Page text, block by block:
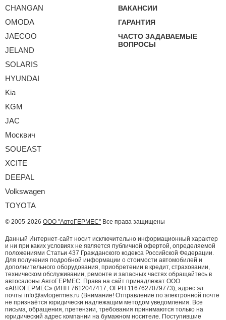
CHANGAN
OMODA
JAECOO
JELAND
SOLARIS
HYUNDAI
Kia
KGM
JAC
Москвич
SOUEAST
XCITE
DEEPAL
Volkswagen
TOYOTA
ВАКАНСИИ
ГАРАНТИЯ
ЧАСТО ЗАДАВАЕМЫЕ
ВОПРОСЫ
© 2005-2026 ООО "АвтоГЕРМЕС" Все права защищены
Данный Интернет-сайт носит исключительно информационный характер
и ни при каких условиях не является публичной офертой, определяемой
положениями Статьи 437 Гражданского кодекса Российской Федерации.
Для получения подробной информации о стоимости автомобилей и
дополнительного оборудования, приобретении в кредит, страховании,
техническом обслуживании, ремонте и запасных частях обращайтесь в
автосалоны АвтоГЕРМЕС. Права на сайт принадлежат ООО
«АВТОГЕРМЕС» (ИНН 7612047417, ОГРН 1167627079773), адрес эл.
почты info@avtogermes.ru (Внимание! Отправление по электронной почте
не признаётся юридически надлежащим методом уведомления. Все
письма, обращения, претензии, требования принимаются только на
юридический адрес компании на бумажном носителе. Поступившие